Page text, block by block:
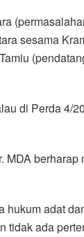
sesama
di Perda 4/
MDA berharap
hukum adat
tidak ada